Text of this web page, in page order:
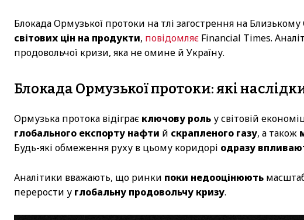
Блокада Ормузької протоки на тлі загострення на
світових цін на продукти, повідомляє Financial Times.
продовольчої кризи, яка не омине й Україну.
Блокада Ормузької протоки: які
Ормузька протока відіграє ключову роль у світовій
глобального експорту нафти й скрапленого газу, а також
Будь-які обмеження руху в цьому коридорі одразу
Аналітики вважають, що ринки поки недооцінюють
перерости у глобальну продовольчу кризу.